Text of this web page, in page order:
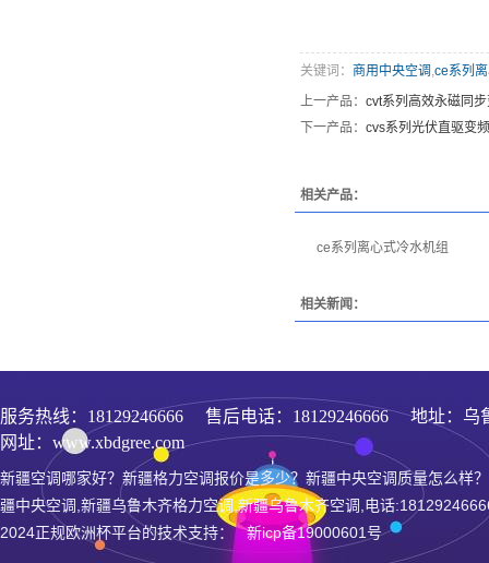
关键词： 商用中央空调 ,ce系列
上一产品： cvt系列高效永磁同
下一产品： cvs系列光伏直驱变
相关产品：
ce系列离心式冷水机组
相关新闻：
服务热线： 18129246666 售后电话：18129246666 地址：乌
网址：www.xbdgree.com
新疆空调哪家好？新疆格力空调报价是多少？新疆中央空调质量怎么样
疆中央空调,新疆乌鲁木齐格力空调,新疆乌鲁木齐空调,电话
2024正规欧洲杯平台的技术支持： 新icp备19000601号